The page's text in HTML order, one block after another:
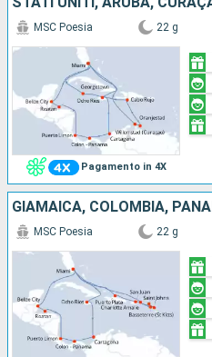
Pagamento in 4X
MSC Poesia 22 g
MSC Poesia 22 g